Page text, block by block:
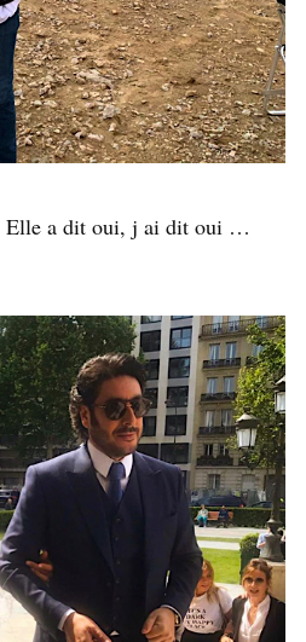
Elle a dit oui, j ai dit oui …